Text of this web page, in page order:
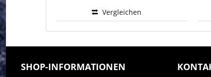
Vergleichen
SHOP-INFORMATIONEN